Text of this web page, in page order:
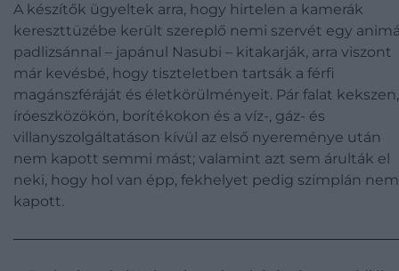
A készítők ügyeltek arra, hogy hirtelen a kamerák
kereszttüzébe került szereplő nemi szervét egy
padlizsánnal – japánul Nasubi – kitakarják, arra viszont
már kevésbé, hogy tiszteletben tartsák a férfi
magánszféráját és életkörülményeit. Pár falat kekszen,
íróeszközökön, borítékokon és a víz-, gáz- és
villanyszolgáltatáson kívül az első nyereménye után
nem kapott semmi mást; valamint azt sem árulták el
neki, hogy hol van épp, fekhelyet pedig szimplán nem
kapott.